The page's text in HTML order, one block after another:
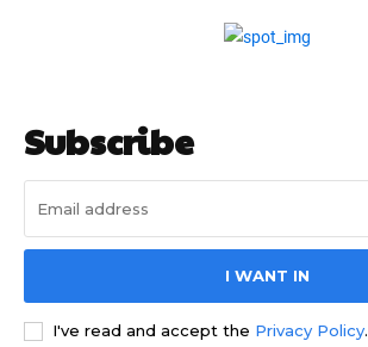
Subscribe
I WANT IN
I've read and accept the Privacy Policy.